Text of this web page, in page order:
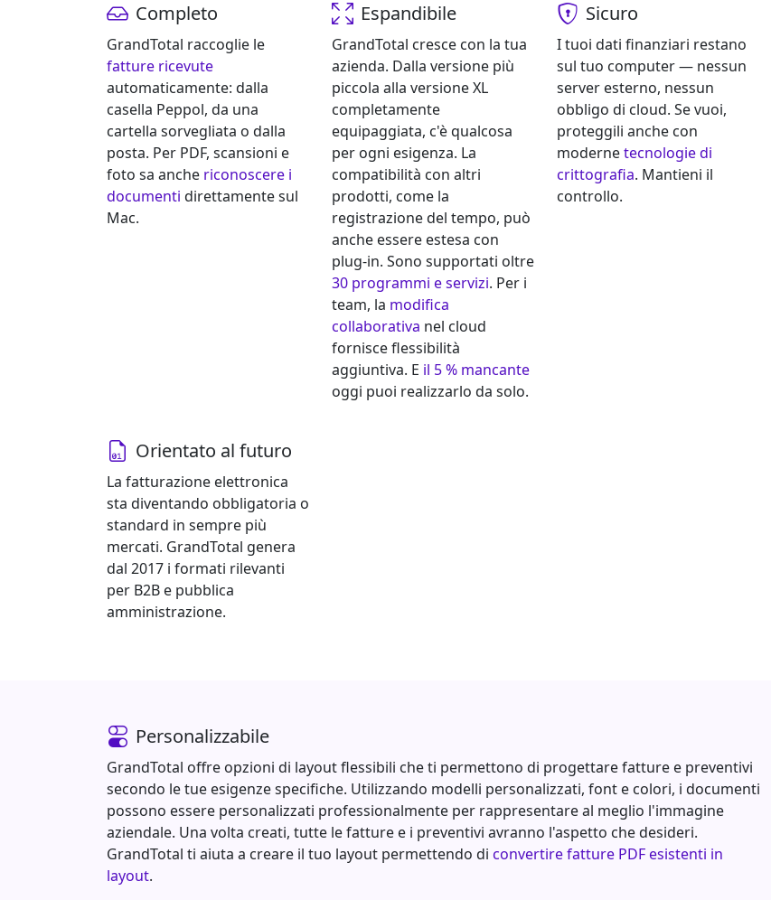
Completo
GrandTotal raccoglie le
fatture ricevute
automaticamente: dalla
casella Peppol, da una
cartella sorvegliata o dalla
posta. Per PDF, scansioni e
foto sa anche riconoscere i
documenti direttamente sul
Mac.
Espandibile
GrandTotal cresce con la tua
azienda. Dalla versione più
piccola alla versione XL
completamente
equipaggiata, c'è qualcosa
per ogni esigenza. La
compatibilità con altri
prodotti, come la
registrazione del tempo, può
anche essere estesa con
plug-in. Sono supportati oltre
30 programmi e servizi. Per i
team, la modifica
collaborativa nel cloud
fornisce flessibilità
aggiuntiva. E il 5 % mancante
oggi puoi realizzarlo da solo.
Sicuro
I tuoi dati finanziari restano
sul tuo computer — nessun
server esterno, nessun
obbligo di cloud. Se vuoi,
proteggili anche con
modernetecnologie di
crittografia. Mantieni il
controllo.
Orientato al futuro
La fatturazione elettronica
sta diventando obbligatoria o
standard in sempre più
mercati. GrandTotal genera
dal 2017 i formati rilevanti
per B2B e pubblica
amministrazione.
Personalizzabile
GrandTotal offre opzioni di layout flessibili che ti permettono di progettare fatture e preventivi
secondo le tue esigenze specifiche. Utilizzando modelli personalizzati, font e colori, i documenti
possono essere personalizzati professionalmente per rappresentare al meglio l'immagine
aziendale. Una volta creati, tutte le fatture e i preventivi avranno l'aspetto che desideri.
GrandTotal ti aiuta a creare il tuo layout permettendo di convertire fatture PDF esistenti in
layout.